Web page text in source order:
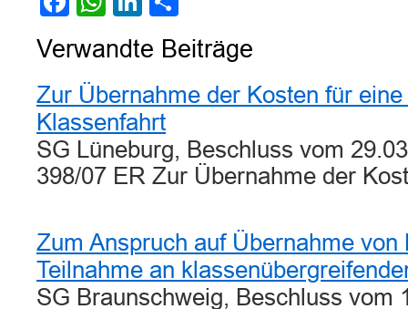
Verwandte Beiträge
Zur Übernahme der Kosten für
Klassenfahrt
SG Lüneburg, Beschluss vom
398/07 ER Zur Übernahme der
Zum Anspruch auf Übernahme von
Teilnahme an
SG Braunschweig, Beschluss vom